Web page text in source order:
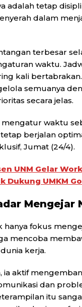
adalah tetap
dalam
terbesar
waktu.
kali
semuanya
secara jelas.
mengatur waktu
berjalan
Jumat (24/4).
UNM Gelar
Dukung UMKM
Mengejar
hanya fokus
mencoba
kerja.
ia aktif
dan
itu